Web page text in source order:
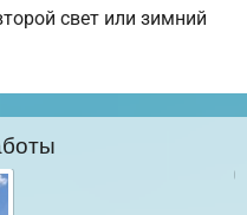
свет или зимний